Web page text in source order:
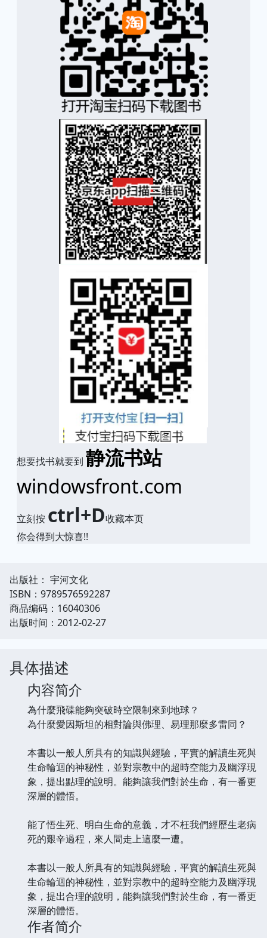
想要找书就要到 静流书站
windowsfront.com
立刻按 ctrl+D收藏本页
你会得到大惊喜!!
出版社： 宇河文化
ISBN：9789576592287
商品编码：16040306
出版时间：2012-02-27
具体描述
内容简介
為什麼飛碟能夠突破時空限制來到地球？
為什麼愛因斯坦的相對論與佛理、易理那麼多雷同？
本書以一般人所具有的知識與經驗，平實的解讀生死與
生命輪迴的神秘性，並對宗教中的超時空能力及幽浮現
象，提出點理的說明。能夠讓我們對於生命，有一番更
深層的體悟。
能了悟生死、明白生命的意義，才不枉我們經歷生老病
死的艱辛過程，來人間走上這麼一遭。
本書以一般人所具有的知識與經驗，平實的解讀生死與
生命輪迴的神秘性，並對宗教中的超時空能力及幽浮現
象，提出合理的說明，能夠讓我們對於生命，有一番更
深層的體悟。
作者简介